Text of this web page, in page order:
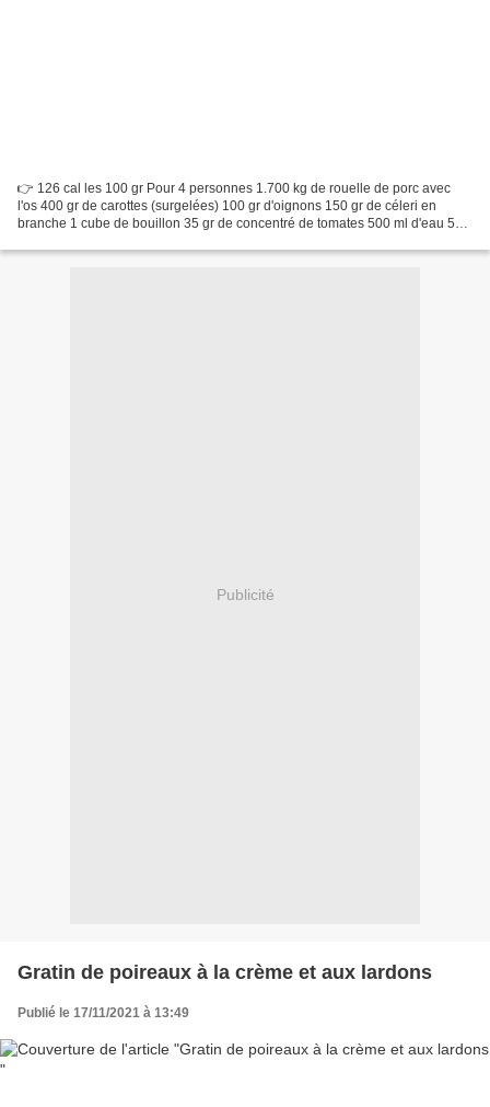
👉 126 cal les 100 gr Pour 4 personnes 1.700 kg de rouelle de porc avec
l'os 400 gr de carottes (surgelées) 100 gr d'oignons 150 gr de céleri en
branche 1 cube de bouillon 35 gr de concentré de tomates 500 ml d'eau 50
Publicité
Gratin de poireaux à la crème et aux lardons
Publié le 17/11/2021 à 13:49